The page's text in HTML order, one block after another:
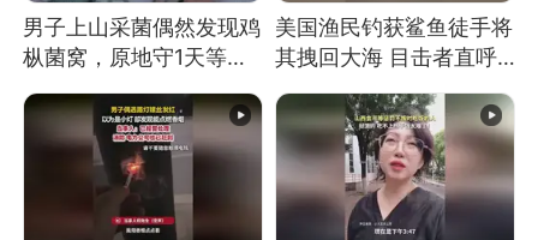
男子上山采菌偶然发现鸡
枞菌窝，原地守1天等它
美国渔民钓获鲨鱼徒手将
其拽回大海 目击者直呼
消息）